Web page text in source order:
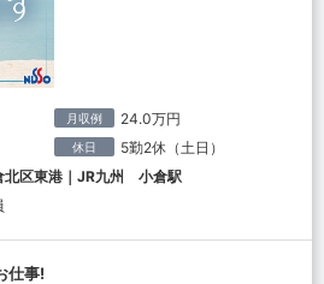
月収例 24.0万円
休日 5勤2休（土日）
北区東港｜JR九州 小倉駅
仕事!